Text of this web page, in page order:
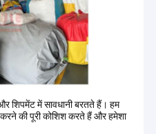
और शिपमेंट में सावधानी बरतते हैं। हम
की पूरी कोशिश करते हैं और हमेशा